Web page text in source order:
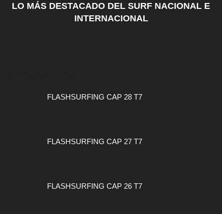
LO MÁS DESTACADO DEL SURF NACIONAL E
INTERNACIONAL
FLASHSURFING CAP 28 T7
FLASHSURFING CAP 27 T7
FLASHSURFING CAP 26 T7